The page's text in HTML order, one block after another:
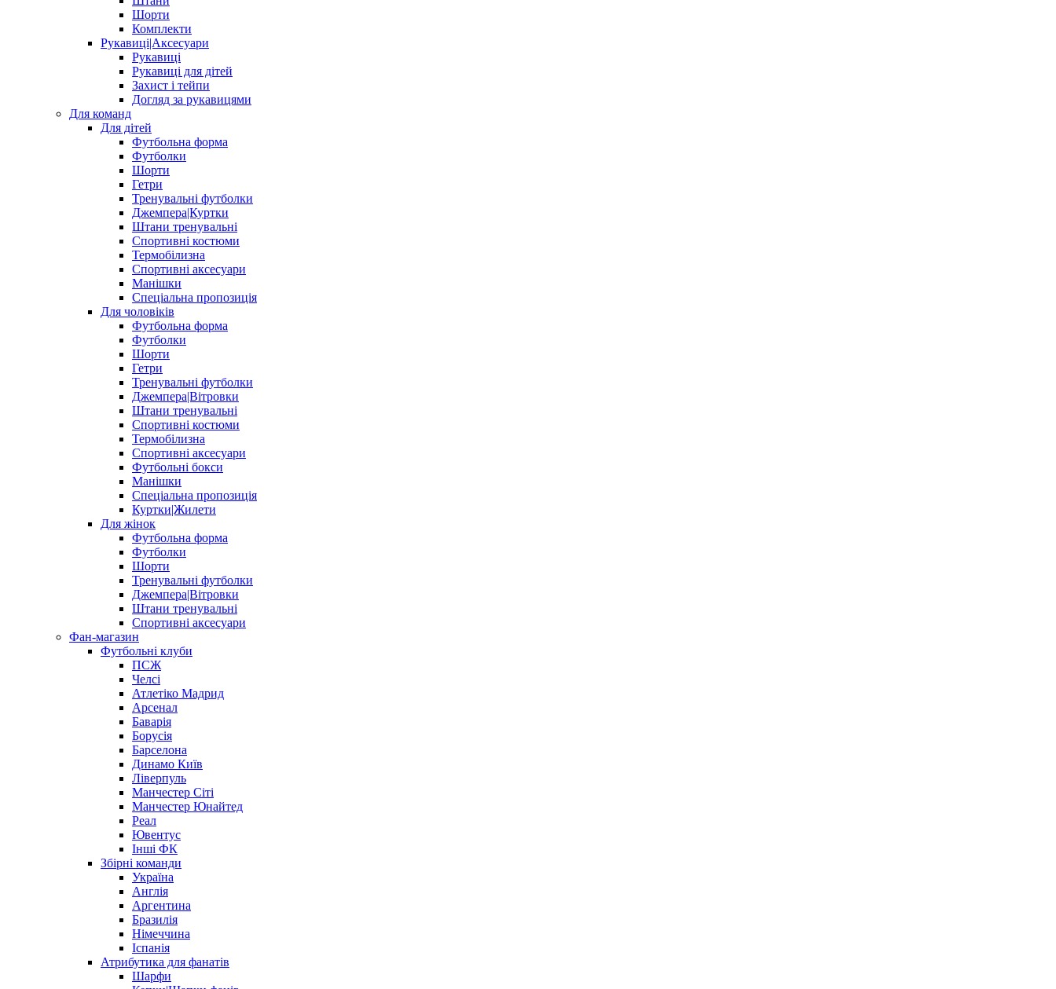
Шорти
Комплекти
Рукавиці|Аксесуари
Рукавиці
Рукавиці для дітей
Захист і тейпи
Догляд за рукавицями
Для команд
Для дітей
Футбольна форма
Футболки
Шорти
Гетри
Тренувальні футболки
Джемпера|Куртки
Штани тренувальні
Спортивні костюми
Термобілизна
Спортивні аксесуари
Манішки
Спеціальна пропозиція
Для чоловіків
Футбольна форма
Футболки
Шорти
Гетри
Тренувальні футболки
Джемпера|Вітровки
Штани тренувальні
Спортивні костюми
Термобілизна
Спортивні аксесуари
Футбольні бокси
Манішки
Спеціальна пропозиція
Куртки|Жилети
Для жінок
Футбольна форма
Футболки
Шорти
Тренувальні футболки
Джемпера|Вітровки
Штани тренувальні
Спортивні аксесуари
Фан-магазин
Футбольні клуби
ПСЖ
Челсі
Атлетіко Мадрид
Арсенал
Баварія
Борусія
Барселона
Динамо Київ
Ліверпуль
Манчестер Сіті
Манчестер Юнайтед
Реал
Ювентус
Інші ФК
Збірні команди
Україна
Англія
Аргентина
Бразилія
Німеччина
Іспанія
Атрибутика для фанатів
Шарфи